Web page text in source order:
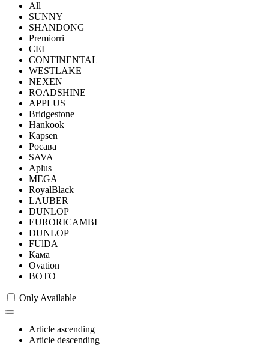
All
SUNNY
SHANDONG
Premiorri
CEI
CONTINENTAL
WESTLAKE
NEXEN
ROADSHINE
APPLUS
Bridgestone
Hankook
Kapsen
Росава
SAVA
Aplus
MEGA
RoyalBlack
LAUBER
DUNLOP
EURORICAMBI
DUNLOP
FUlDA
Кама
Ovation
BOTO
Only Available
Article ascending
Article descending